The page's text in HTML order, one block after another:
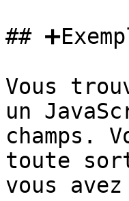
##
Vous
un
champs.
toute
vous